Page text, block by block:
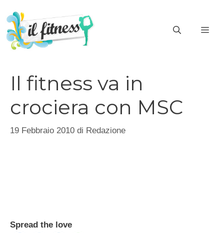
contenuto
Il fitness va in
crociera con MSC
19 Febbraio 2010 di Redazione
Spread the love